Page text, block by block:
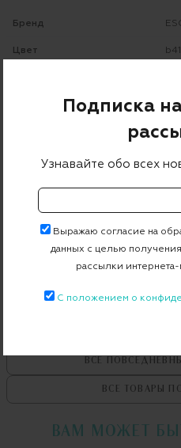
Бренд
Цвет b411
Страна дизайна
Артикул
Бесплатная примерка в
ВСЕ
ВСЕ ТОВАРЫ
ВАМ МОЖЕТ
Подписка
Узнавайте обо всех
Выражаю согласие на
данных с целью
рассылки
С положением о